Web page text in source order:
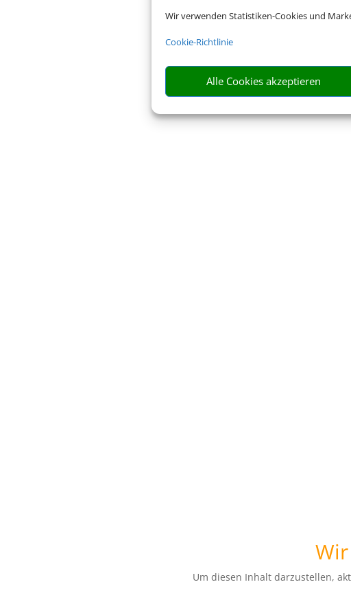
Wir verwenden Statistiken-Cookies und
Cookie-Richtlinie
Alle Cookies akzeptieren
Um diesen Inhalt darzustellen,